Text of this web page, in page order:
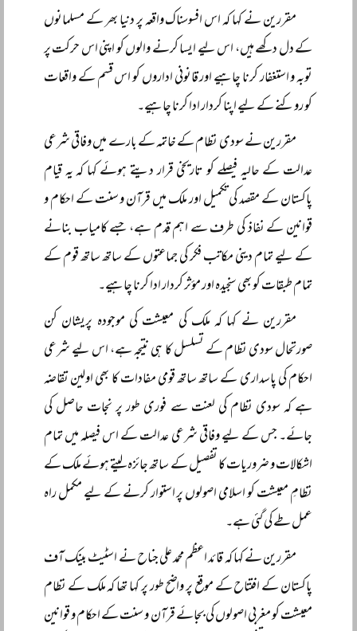
مقررین نے کہا کہ اس افسوسناک واقعہ پر دنیا بھر کے مسلمانوں
کے دل دکھے ہیں، اس لیے ایسا کرنے والوں کو اپنی اس حرکت پر
توبہ و استغفار کرنا چاہیے اور قانونی اداروں کو اس قسم کے واقعات
کو روکنے کے لیے اپنا کردار ادا کرنا چاہیے۔
مقررین نے سودی نظام کے خاتمہ کے بارے میں وفاقی شرعی
عدالت کے حالیہ فیصلے کو تاریخی قرار دیتے ہوئے کہا کہ یہ قیام
پاکستان کے مقصد کی تکمیل اور ملک میں قرآن و سنت کے احکام و
قوانین کے نفاذ کی طرف سے اہم قدم ہے، جسے کامیاب بنانے
کے لیے تمام دینی مکاتب فکر کی جماعتوں کے ساتھ ساتھ قوم کے
تمام طبقات کو بھی سنجیدہ اور مؤثر کردار ادا کرنا چاہیے۔
مقررین نے کہا کہ ملک کی معیشت کی موجودہ پریشان کن
صورتحال سودی نظام کے تسلسل کا ہی نتیجہ ہے، اس لیے شرعی
احکام کی پاسداری کے ساتھ ساتھ قومی مفادات کا بھی اولین تقاضہ
ہے کہ سودی نظام کی لعنت سے فوری طور پر نجات حاصل کی
جائے۔ جس کے لیے وفاقی شرعی عدالت کے اس فیصلہ میں تمام
اشکالات و ضروریات کا تفصیل کے ساتھ جائزہ لیتے ہوئے ملک کے
نظامِ معیشت کو اسلامی اصولوں پر استوار کرنے کے لیے مکمل راہ
عمل طے کی گئی ہے۔
مقررین نے کہا کہ قائد اعظم محمد علی جناح نے اسٹیٹ بینک آف
پاکستان کے افتتاح کے موقع پر واضح طور پر کہا تھا کہ ملک کے نظام
معیشت کو مغربی اصولوں کی بجائے قرآن و سنت کے احکام و قوانین